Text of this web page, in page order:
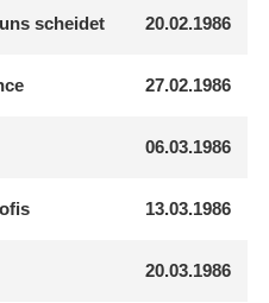
scheidet 20.02.1986
27.02.1986
06.03.1986
13.03.1986
20.03.1986